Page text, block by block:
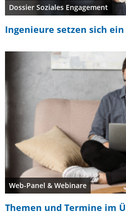
Dossier Soziales Engagement
Ingenieure setzen sich ein
Web-Panel & Webinare
Themen und Termine im